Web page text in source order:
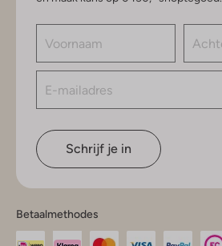
Schrijf je in
Betaalmethodes